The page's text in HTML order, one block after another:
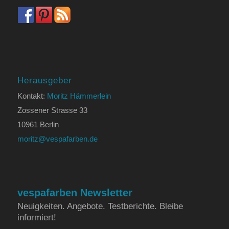
Herausgeber
Kontakt: Moritz Hämmerlein
Zossener Strasse 33
10961 Berlin
moritz@vespafarben.de
vespafarben Newsletter
Neuigkeiten. Angebote. Testberichte. Bleibe
informiert!